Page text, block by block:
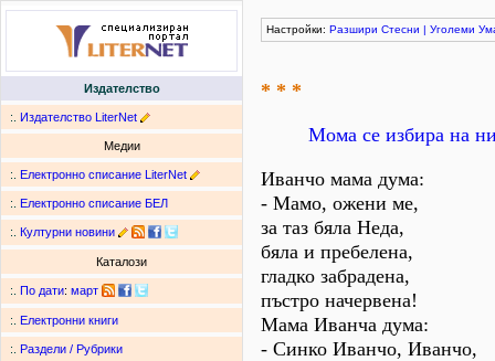
Издателство
:. Издателство LiterNet
Медии
:. Електронно списание LiterNet
:. Електронно списание БЕЛ
:. Културни новини
Каталози
:. По дати: март
:. Електронни книги
:. Раздели / Рубрики
Настройки: Разшири Стесни | Уголеми
* * *
Мома се избира на
Иванчо мама дума:
- Мамо, ожени ме,
за таз бяла Неда,
бяла и пребелена,
гладко забрадена,
пъстро начервена!
Мама Иванча дума:
- Синко Иванчо, Иванчо,